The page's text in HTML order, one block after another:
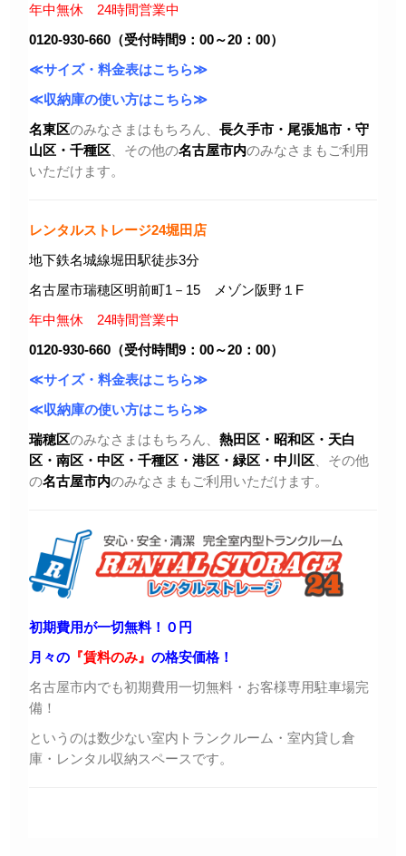
年中無休 24時間営業中
0120-930-660（受付時間9：00～20：00）
≪サイズ・料金表はこちら≫
≪収納庫の使い方はこちら≫
名東区のみなさまはもちろん、 長久手市・尾張旭市 ・守
山区・千種区 、その他の名古屋市内のみなさまもご利用
いただけます。
レンタルストレージ24堀田店
地下鉄名城線堀田駅徒歩3分
名古屋市瑞穂区明前町1－15 メゾン阪野１F
年中無休 24時間営業中
0120-930-660（受付時間9：00～20：00）
≪サイズ・料金表はこちら≫
≪収納庫の使い方はこちら≫
瑞穂区のみなさまはもちろん、 熱田区・昭和区・天白
区・ 南区・中区・千種区・港区・緑区・中川区 、その他
の名古屋市内のみなさまもご利用いただけます。
初期費用が一切無料！０円
月々の 『賃料のみ』 の格安価格！
名古屋市内でも初期費用一切無料・お客様専用駐車場完
備！
というのは数少ない室内トランクルーム・室内貸し倉
庫・レンタル収納スペースです。